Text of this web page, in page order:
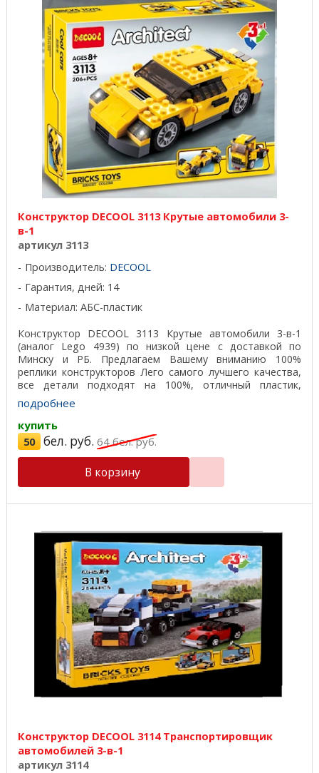
Конструктор DECOOL 3113 Крутые автомобили 3-
в-1
артикул 3113
Производитель: DECOOL
Гарантия, дней: 14
Материал: АБС-пластик
Конструктор DECOOL 3113 Крутые автомобили 3-в-1
(аналог Lego 4939) по низкой цене с доставкой по
Минску и РБ. Предлагаем Вашему вниманию 100%
реплики конструкторов Лего самого лучшего качества,
все детали подходят на 100%, отличный пластик,
красивая ...
подробнее
купить
50 бел. руб. 64бел. руб.
В корзину
Конструктор DECOOL 3114 Транспортировщик
автомобилей 3-в-1
артикул 3114